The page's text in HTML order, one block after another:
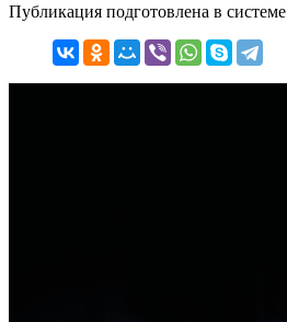
Публикация подготовлена в системе